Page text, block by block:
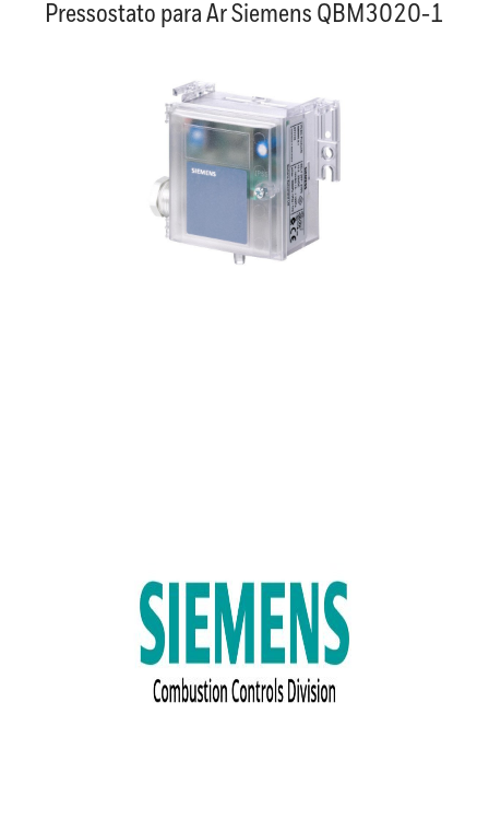
Pressostato para Ar Siemens QBM3020-1